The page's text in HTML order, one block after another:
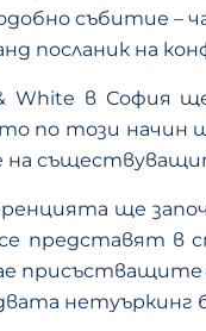
събитие –
посланик на
White в София
по този начин
на
ще
представят в
нетуъркинг